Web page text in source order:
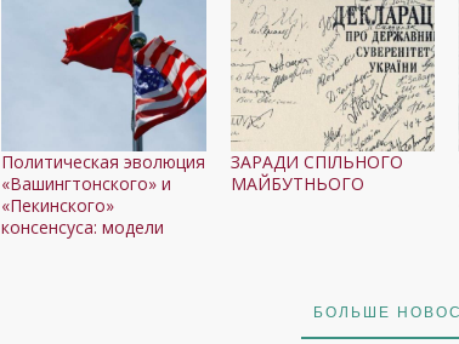
Политическая эволюция
«Вашингтонского» и
«Пекинского»
консенсуса: модели
ЗАРАДИ СПІЛЬНОГО
МАЙБУТНЬОГО
БОЛЬШЕ